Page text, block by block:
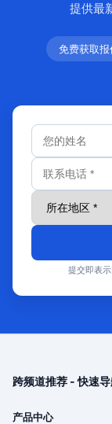
提供最
免费获取报
提交即表
跨频道推荐 - 快速
产品中心